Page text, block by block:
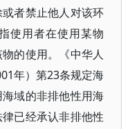
者禁止他人对该环
使用者在使用某物
的使用。《中华人
年）第23条规定海
域的非排他性用海
已经承认非排他性